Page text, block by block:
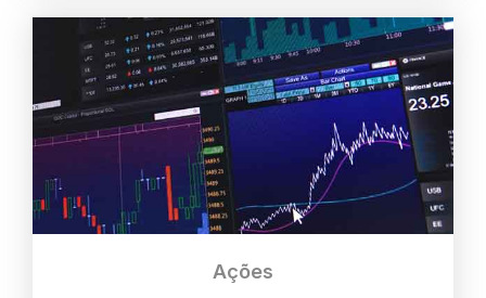
Ações